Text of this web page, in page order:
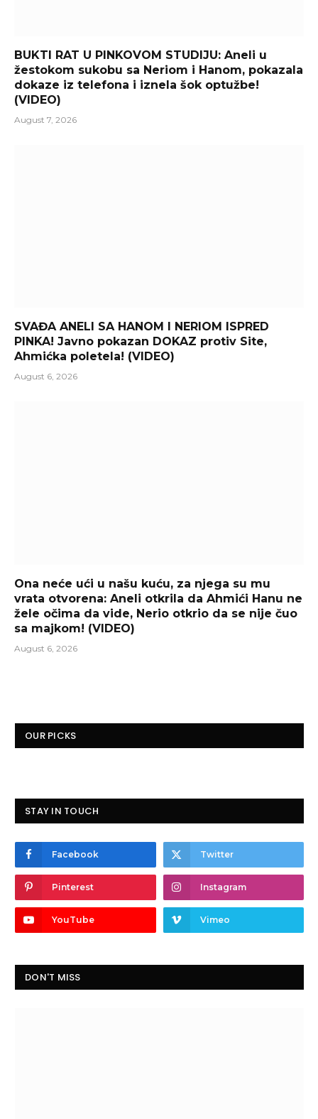
BUKTI RAT U PINKOVOM STUDIJU: Aneli u
žestokom sukobu sa Neriom i Hanom, pokazala
dokaze iz telefona i iznela šok optužbe!
(VIDEO)
August 7, 2026
SVAĐA ANELI SA HANOM I NERIOM ISPRED
PINKA! Javno pokazan DOKAZ protiv Site,
Ahmićka poletela! (VIDEO)
August 6, 2026
Ona neće ući u našu kuću, za njega su mu
vrata otvorena: Aneli otkrila da Ahmići Hanu ne
žele očima da vide, Nerio otkrio da se nije čuo
sa majkom! (VIDEO)
August 6, 2026
OUR PICKS
STAY IN TOUCH
Facebook Twitter
Pinterest Instagram
YouTube Vimeo
DON'T MISS